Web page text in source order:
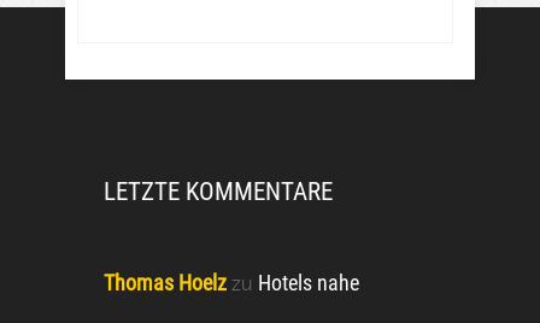
LETZTE KOMMENTARE
Thomas Hoelz zu Hotels nahe